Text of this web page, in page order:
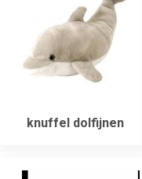
knuffel dolfijnen